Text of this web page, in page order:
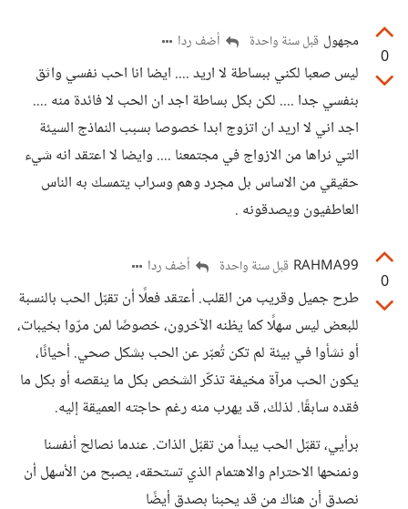
0
مجهول قبل سنة واحدة أضف ردا
ليس صعبا لكني ببساطة لا اريد .... ايضا انا احب نفسي واثق
بنفسي جدا .... لكن بكل بساطة اجد ان الحب لا فائدة منه ....
اجد اني لا اريد ان اتزوج ابدا خصوصا بسبب النماذج السيئة
التي نراها من الازواج في مجتمعنا .... وايضا لا اعتقد انه شيء
حقيقي من الاساس بل مجرد وهم وسراب يتمسك به الناس
العاطفيون ويصدقونه .
0
RAHMA99 قبل سنة واحدة أضف ردا
طرح جميل وقريب من القلب. أعتقد فعلًا أن تقبّل الحب بالنسبة
للبعض ليس سهلًا كما يظنه الآخرون، خصوصًا لمن مرّوا بخيبات،
أو نشأوا في بيئة لم تكن تُعبّر عن الحب بشكل صحي. أحيانًا،
يكون الحب مرآة مخيفة تذكّر الشخص بكل ما ينقصه أو بكل ما
فقده سابقًا. لذلك، قد يهرب منه رغم حاجته العميقة إليه.
برأيي، تقبّل الحب يبدأ من تقبّل الذات. عندما نصالح أنفسنا
ونمنحها الاحترام والاهتمام الذي تستحقه، يصبح من الأسهل أن
نصدق أن هناك من قد يحبنا بصدق أيضًا